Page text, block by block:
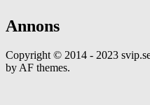
Annons
Copyright © 2014 - 2023
by AF themes.